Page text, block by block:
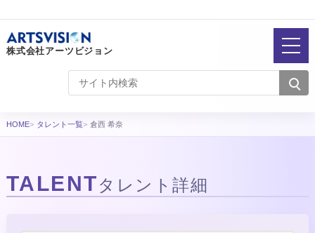
株式会社アーツビジョン
HOME タレント一覧 倉西 希奈
TALENTタレント詳細